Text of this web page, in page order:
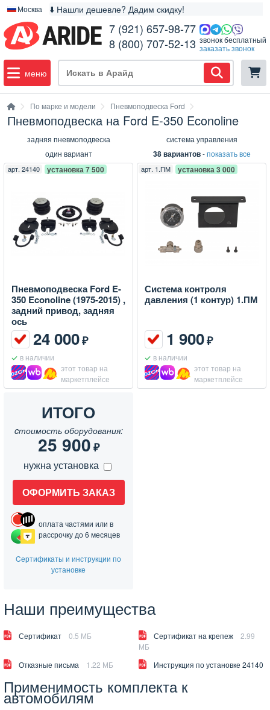
Москва ⬇️ Нашли дешевле? Дадим скидку!
7 (921) 657-98-77
8 (800) 707-52-13 звонок бесплатный
заказать звонок
меню
По марке и модели Пневмоподвеска Ford
Пневмоподвеска на Ford E-350 Econoline
задняя пневмоподвеска
один вариант
арт. 24140 установка 7 500
Пневмоподвеска Ford E-
350 Econoline (1975-2015) ,
задний привод, задняя
ось
24 000₽
в наличии
этот товар на
маркетплейсе
система управления
38 вариантов-показать все
арт. 1.ПМ установка 3 000
Система контроля
давления (1 контур) 1.ПМ
1 900₽
в наличии
этот товар на
маркетплейсе
ИТОГО
cтоимость оборудования:
25 900₽
нужна установка
ОФОРМИТЬ ЗАКАЗ
оплата частями или в
рассрочку до 6 месяцев
Cертификаты и инструкции по
установке
Наши преимущества
Сертификат 0.5 МБ Сертификат на крепеж
2.99
МБ
Отказные письма
1.22 МБ Инструкция по установке 24140
Применимость комплекта к
автомобилям